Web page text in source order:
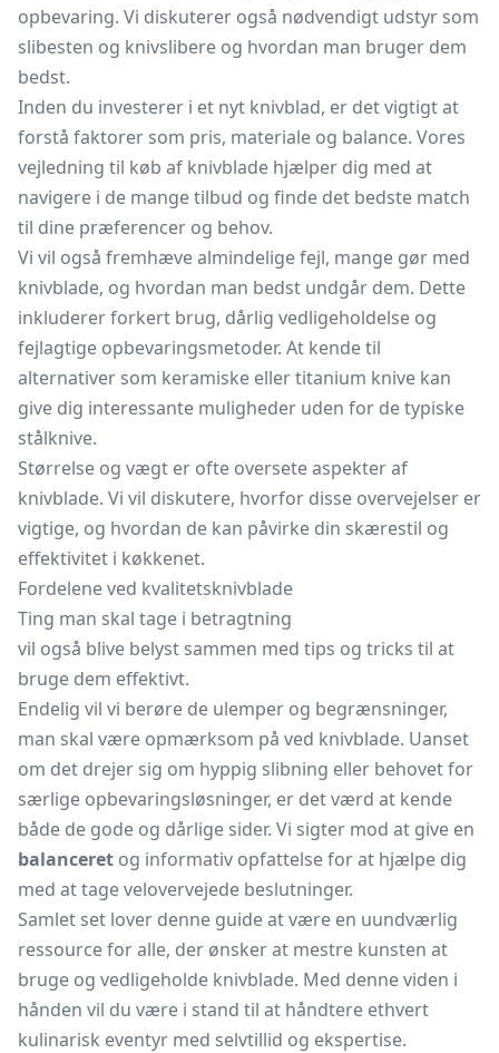
opbevaring. Vi diskuterer også nødvendigt udstyr som
slibesten og knivslibere og hvordan man bruger dem
bedst.
Inden du investerer i et nyt knivblad, er det vigtigt at
forstå faktorer som pris, materiale og balance. Vores
vejledning til køb af knivblade hjælper dig med at
navigere i de mange tilbud og finde det bedste match
til dine præferencer og behov.
Vi vil også fremhæve almindelige fejl, mange gør med
knivblade, og hvordan man bedst undgår dem. Dette
inkluderer forkert brug, dårlig vedligeholdelse og
fejlagtige opbevaringsmetoder. At kende til
alternativer som keramiske eller titanium knive kan
give dig interessante muligheder uden for de typiske
stålknive.
Størrelse og vægt er ofte oversete aspekter af
knivblade. Vi vil diskutere, hvorfor disse overvejelser er
vigtige, og hvordan de kan påvirke din skærestil og
effektivitet i køkkenet.
Fordelene ved kvalitetsknivblade
Ting man skal tage i betragtning
vil også blive belyst sammen med tips og tricks til at
bruge dem effektivt.
Endelig vil vi berøre de ulemper og begrænsninger,
man skal være opmærksom på ved knivblade. Uanset
om det drejer sig om hyppig slibning eller behovet for
særlige opbevaringsløsninger, er det værd at kende
både de gode og dårlige sider. Vi sigter mod at give en
balanceret og informativ opfattelse for at hjælpe dig
med at tage velovervejede beslutninger.
Samlet set lover denne guide at være en uundværlig
ressource for alle, der ønsker at mestre kunsten at
bruge og vedligeholde knivblade. Med denne viden i
hånden vil du være i stand til at håndtere ethvert
kulinarisk eventyr med selvtillid og ekspertise.